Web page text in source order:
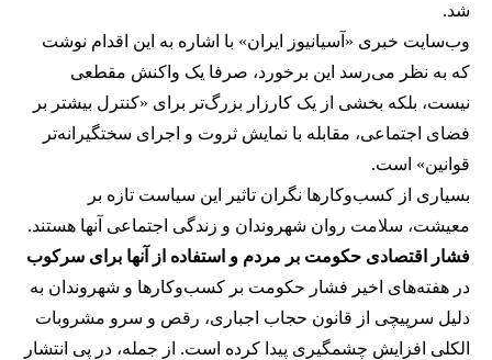
شد.
وب‌سایت خبری «آسیانیوز ایران» با اشاره به این اقدام نوشت
که به نظر می‌رسد این برخورد، صرفا یک واکنش مقطعی
نیست، بلکه بخشی از یک کارزار بزرگ‌تر برای «کنترل بیشتر بر
فضای اجتماعی، مقابله با نمایش ثروت و اجرای سختگیرانه‌تر
قوانین» است.
بسیاری از کسب‌وکارها نگران تاثیر این سیاست‌ تازه بر
معیشت، سلامت روان شهروندان و زندگی اجتماعی آنها هستند.
فشار اقتصادی حکومت بر مردم و استفاده از آنها برای سرکوب
در هفته‌های اخیر فشار حکومت بر کسب‌وکارها و شهروندان به
دلیل سرپیچی از قانون حجاب اجباری، رقص و سرو مشروبات
الکلی افزایش چشمگیری پیدا کرده است. از جمله، در پی انتشار